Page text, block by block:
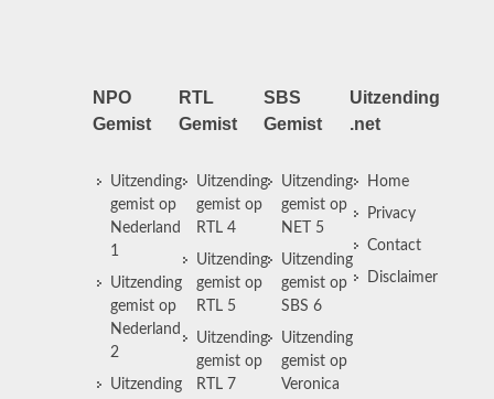
NPO
Gemist
Uitzending
gemist op
Nederland
1
Uitzending
gemist op
Nederland
2
Uitzending
RTL
Gemist
Uitzending
gemist op
RTL 4
Uitzending
gemist op
RTL 5
Uitzending
gemist op
RTL 7
SBS
Gemist
Uitzending
gemist op
NET 5
Uitzending
gemist op
SBS 6
Uitzending
gemist op
Veronica
Uitzending
.net
Home
Privacy
Contact
Disclaimer